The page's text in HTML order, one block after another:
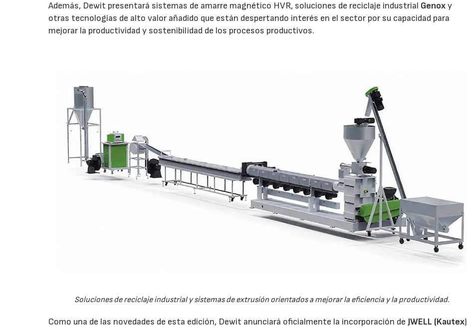
Además, Dewit presentará sistemas de amarre magnético HVR, soluciones de reciclaje industrial Genoxy
otras tecnologías de alto valor añadido que están despertando interés en el sector por su capacidad para
mejorar la productividad y sostenibilidad de los procesos productivos.
Soluciones de reciclaje industrial y sistemas de extrusión orientados a mejorar la eficiencia y la productividad.
Como una de las novedades de esta edición, Dewit anunciará oficialmente la incorporación de JWELL (Kautex)